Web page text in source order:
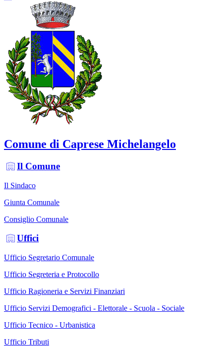
Comune di Caprese Michelangelo
Il Comune
Il Sindaco
Giunta Comunale
Consiglio Comunale
Uffici
Ufficio Segretario Comunale
Ufficio Segreteria e Protocollo
Ufficio Ragioneria e Servizi Finanziari
Ufficio Servizi Demografici - Elettorale - Scuola - Sociale
Ufficio Tecnico - Urbanistica
Ufficio Tributi